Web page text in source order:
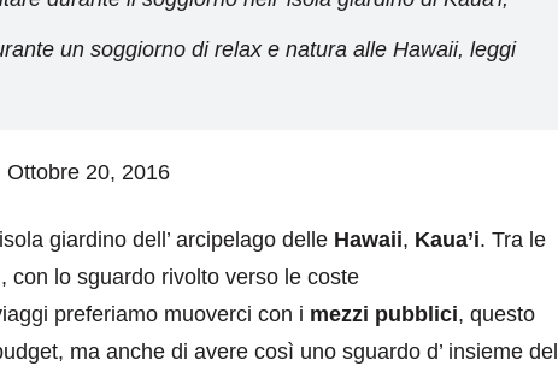
un soggiorno di relax e natura alle Hawaii, leggi
20, 2016
giardino dell’ arcipelago delle Hawaii, Kaua’i. Tra le
con lo sguardo rivolto verso le coste
preferiamo muoverci con i mezzi pubblici, questo
ma anche di avere così uno sguardo d’ insieme del